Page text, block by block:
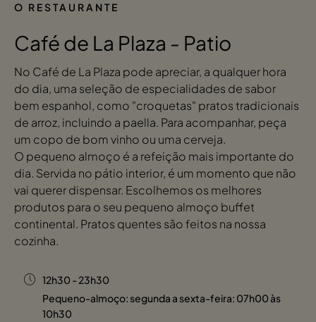
O RESTAURANTE
Café de La Plaza - Patio
No Café de La Plaza pode apreciar, a qualquer hora
do dia, uma seleção de especialidades de sabor
bem espanhol, como "croquetas" pratos tradicionais
de arroz, incluindo a paella. Para acompanhar, peça
um copo de bom vinho ou uma cerveja.
O pequeno almoço é a refeição mais importante do
dia. Servida no pátio interior, é um momento que não
vai querer dispensar. Escolhemos os melhores
produtos para o seu pequeno almoço buffet
continental. Pratos quentes são feitos na nossa
cozinha.
12h30 - 23h30
Pequeno-almoço: segunda a sexta-feira: 07h00 às
10h30